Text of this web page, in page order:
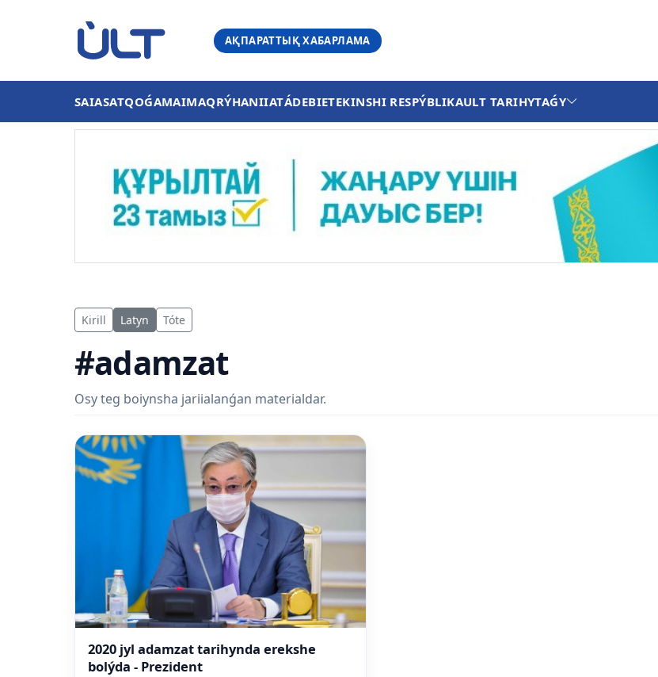
АҚПАРАТТЫҚ ХАБАРЛАМА
SAIASATQOǴAMAIMAQRÝHANIIATÁDEBIETEKINSHI RESPÝBLIKAULT TARIHYTAǴY
Kirill Latyn Tóte
#adamzat
Osy teg boiynsha jariialanǵan materialdar.
2020 jyl adamzat tarihynda erekshe
bolýda - Prezident